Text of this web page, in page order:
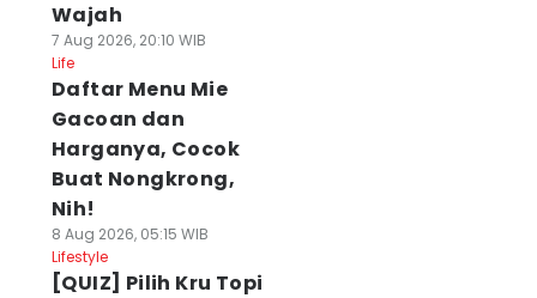
Wajah
7 Aug 2026, 20:10 WIB
Life
Daftar Menu Mie
Gacoan dan
Harganya, Cocok
Buat Nongkrong,
Nih!
8 Aug 2026, 05:15 WIB
Lifestyle
[QUIZ] Pilih Kru Topi